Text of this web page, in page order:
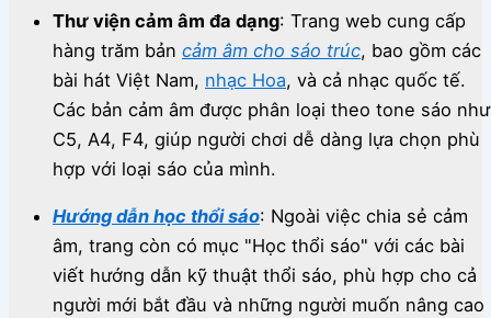
Thư viện cảm âm đa dạng: Trang web cung cấp
hàng trăm bản cảm âm cho sáo trúc, bao gồm các
bài hát Việt Nam, nhạc Hoa, và cả nhạc quốc tế.
Các bản cảm âm được phân loại theo tone sáo như
C5, A4, F4, giúp người chơi dễ dàng lựa chọn phù
hợp với loại sáo của mình.
Hướng dẫn học thổi sáo: Ngoài việc chia sẻ cảm
âm, trang còn có mục "Học thổi sáo" với các bài
viết hướng dẫn kỹ thuật thổi sáo, phù hợp cho cả
người mới bắt đầu và những người muốn nâng cao